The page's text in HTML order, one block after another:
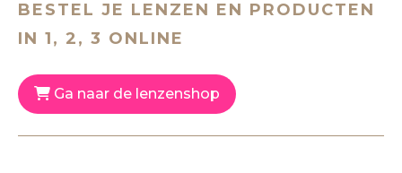
BESTEL JE LENZEN EN PRODUCTEN
IN 1, 2, 3 ONLINE
Ga naar de lenzenshop